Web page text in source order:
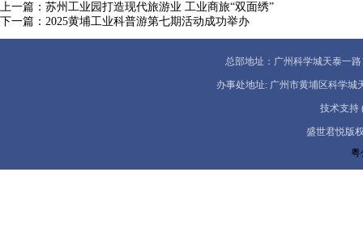
上一篇： 苏州工业园打造现代旅游业 工业商旅“双面绣”
下一篇： 2025黄埔工业科普游第七期活动成功举办
总部地址：广州科学城天泰一路
办事处地址: 广州市黄埔区科学城
技术支持
盛世君悦版
粤